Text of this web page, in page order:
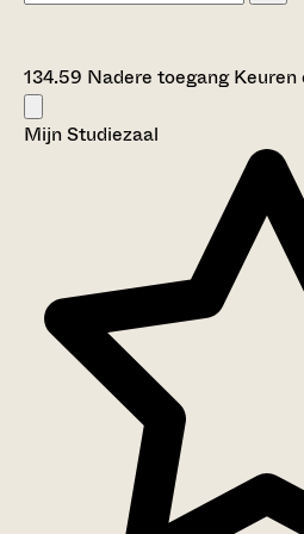
134.59 Nadere toegang
Mijn Studiezaal